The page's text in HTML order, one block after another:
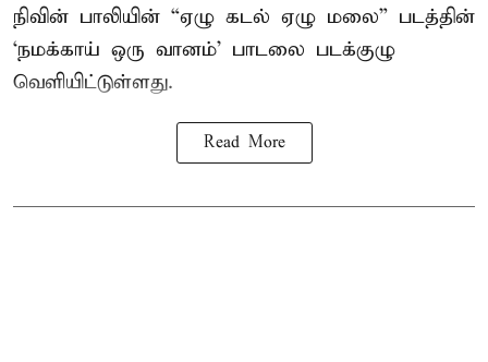
நிவின் பாலியின் “ஏழு கடல் ஏழு மலை” படத்தின்
‘நமக்காய் ஒரு வானம்’ பாடலை படக்குழு
வெளியிட்டுள்ளது.
Read More